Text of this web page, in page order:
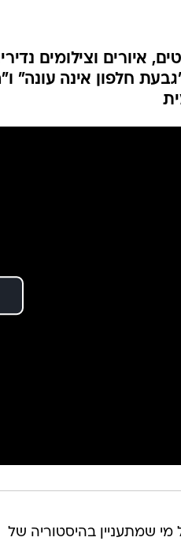
איורים וצילומים
חלפון אינה
שמתעניין בהיסטוריה של